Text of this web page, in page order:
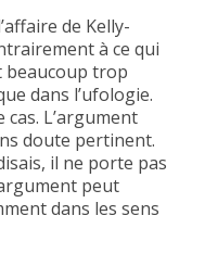
de Kelly-
à ce qui
beaucoup trop
dans l’ufologie.
L’argument
doute pertinent.
il ne porte pas
peut
dans les sens